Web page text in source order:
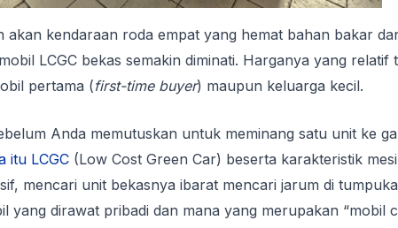
akan kendaraan roda empat yang hemat bahan bakar
LCGC bekas semakin diminati. Harganya yang
pertama (first-time buyer) maupun keluarga kecil.
Anda memutuskan untuk meminang satu unit ke
itu LCGC(Low Cost Green Car) beserta karakteristik
mencari unit bekasnya ibarat mencari jarum di
yang dirawat pribadi dan mana yang merupakan “mobil